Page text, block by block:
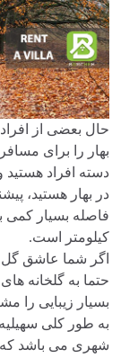
حال بعضی از
بهار را برای
دسته افراد هستید
در بهار هستید،
کیلومتر است.
اگر شما عاشق گل
حتما به گلخانه
بسیار زیبایی را
به طور کلی
شهری می باشد